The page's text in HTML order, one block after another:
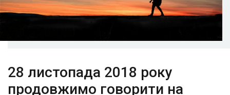
28 листопада 2018 року
продовжимо говорити на